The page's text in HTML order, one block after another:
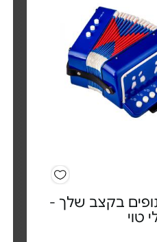
בקצב שלך -
טוי